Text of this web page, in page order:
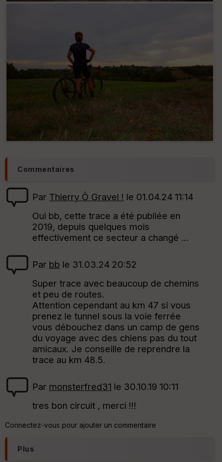
Commentaires
Par Thierry Ô Gravel ! le 01.04.24 11:14
Oui bb, cette trace a été publiée en
2019, depuis quelques mois
effectivement ce secteur a changé ...
Par bb le 31.03.24 20:52
Super trace avec beaucoup de chemins
et peu de routes.
Attention cependant au km 47 si vous
prenez le tunnel sous la voie ferrée
vous débouchez dans un camp de gens
du voyage avec des chiens pas du tout
amicaux. Je conseille de reprendre la
trace au km 48.5.
Par monsterfred31 le 30.10.19 10:11
tres bon circuit , merci !!!
Connectez-vous pour ajouter un commentaire
Plus